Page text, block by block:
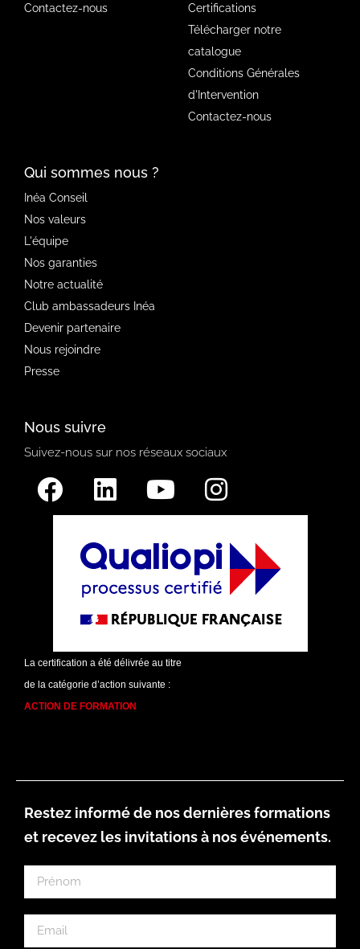
Contactez-nous
Certifications
Télécharger notre
catalogue
Conditions Générales
d'Intervention
Contactez-nous
Qui sommes nous ?
Inéa Conseil
Nos valeurs
L'équipe
Nos garanties
Notre actualité
Club ambassadeurs Inéa
Devenir partenaire
Nous rejoindre
Presse
Nous suivre
Suivez-nous sur nos réseaux sociaux
La certification a été délivrée au titre
de la catégorie d’action suivante :
ACTION DE FORMATION
Restez informé de nos dernières formations
et recevez les invitations à nos événements.